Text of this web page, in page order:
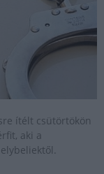
ítélt csütörtökön
aki a